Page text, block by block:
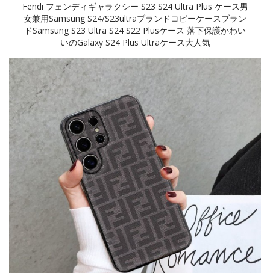
Fendi フェンディギャラクシー S23 S24 Ultra Plus ケース男
女兼用samsung S24/s23ultraブランドコピーケースブラン
ドSamsung S23 Ultra S24 S22 Plusケース 落下保護かわい
いのgalaxy S24 Plus Ultraケース大人気